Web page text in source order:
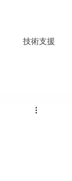
技術支援